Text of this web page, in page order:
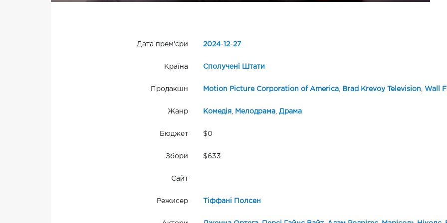
Дата прем'єри 2024- 12-27
Країна Сполучені Штати
Продакшн Motion Picture Corporation of America, Brad Krevoy Television Wall
Жанр Комедія Мелодрама, Драма
Бюджет $0
Збори $633
Сайт
Режисер Тіффані Полсен